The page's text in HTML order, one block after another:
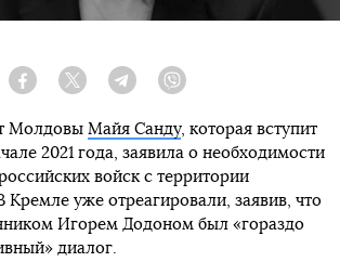
Facebook Twitter Telegram
Молдовы Майя Санду, которая вступит
2021 года, заявила о необходимости
войск с территории
Кремле уже отреагировали, заявив, что
Игорем Додоном был «гораздо
диалог.